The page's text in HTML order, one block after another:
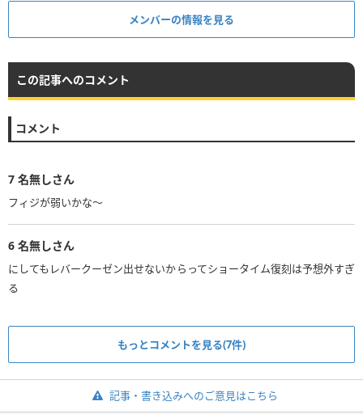
メンバーの情報を見る
この記事へのコメント
コメント
7 名無しさん
フィジが弱いかな〜
6 名無しさん
にしてもレバークーゼン出せないからってショータイム復刻は予想外すぎ
る
もっとコメントを見る(7件)
記事・書き込みへのご意見はこちら